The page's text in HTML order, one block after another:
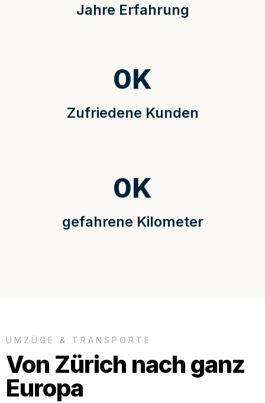
Jahre Erfahrung
Zufriedene Kunden
0K
gefahrene Kilometer
0K
UMZÜGE & TRANSPORTE
Von Zürich nach ganz
Europa